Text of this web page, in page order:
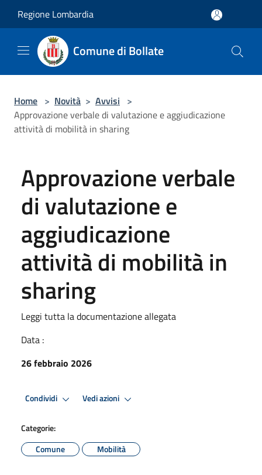
Regione Lombardia
Comune di Bollate
Home > Novità > Avvisi >
Approvazione verbale di valutazione e aggiudicazione
attività di mobilità in sharing
Approvazione verbale
di valutazione e
aggiudicazione
attività di mobilità in
sharing
Leggi tutta la documentazione allegata
Data :
26 febbraio 2026
Condividi Vedi azioni
Categorie:
Comune
Mobilità